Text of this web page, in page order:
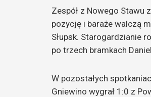
Zespół z Nowego Stawu
pozycję i baraże walczą
Słupsk. Starogardzianie
po trzech bramkach
W pozostałych
Gniewino wygrał 1:0 z